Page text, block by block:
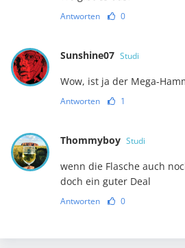
Antworten 0
Sunshine07 Studi
Wow, ist ja der Mega-
Antworten 1
Thommyboy Studi
wenn die Flasche auch
doch ein guter Deal
Antworten 0